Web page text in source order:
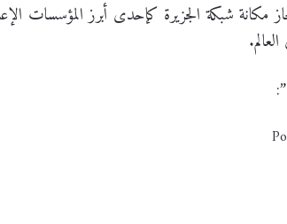
مكانة شبكة الجزيرة كإحدى أبرز المؤسسات